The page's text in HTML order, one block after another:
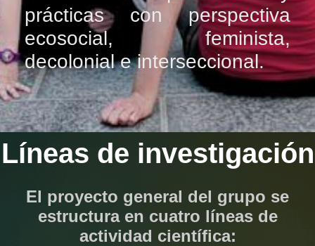
prácticas con perspectiva
ecosocial, feminista,
decolonial e interseccional.
Líneas de investigación
El proyecto general del grupo se
estructura en cuatro líneas de
actividad científica: